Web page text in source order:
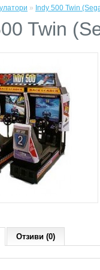
» Indy 500 Twin
Twin
Отзиви (0)